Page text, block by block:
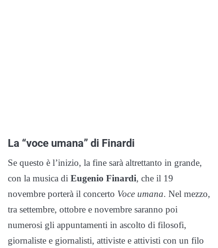
La “voce umana” di Finardi
Se questo è l’inizio, la fine sarà altrettanto in grande,
con la musica di Eugenio Finardi, che il 19
novembre porterà il concerto Voce umana. Nel mezzo,
tra settembre, ottobre e novembre saranno poi
numerosi gli appuntamenti in ascolto di filosofi,
giornaliste e giornalisti, attiviste e attivisti con un filo